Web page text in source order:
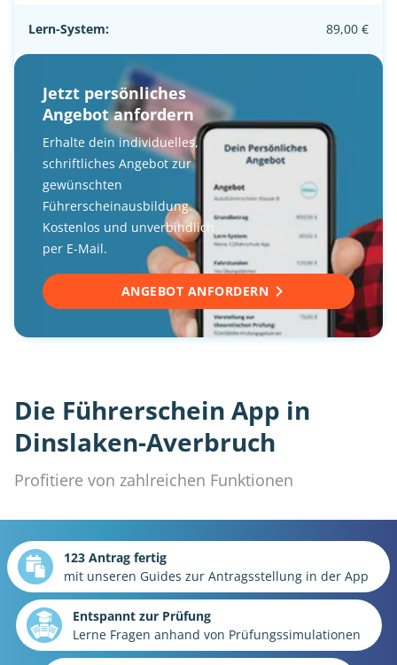
Lern-System: 89,00 €
Jetzt persönliches
Angebot anfordern
Erhalte dein individuelles,
schriftliches Angebot zur
gewünschten
Führerscheinausbildung.
Kostenlos und unverbindlich
per E-Mail.
ANGEBOT ANFORDERN
Die Führerschein App in
Dinslaken-Averbruch
Profitiere von zahlreichen Funktionen
123 Antrag fertig
mit unseren Guides zur Antragsstellung in der App
Entspannt zur Prüfung
Lerne Fragen anhand von Prüfungssimulationen